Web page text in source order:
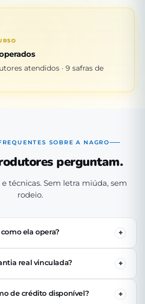
atendidos · 9 safras de
SOBRE A NAGRO
perguntam.
e técnicas. Sem letra miúda, sem
rodeio.
ela opera?
de Crédito Direto (SCD)
Central, especializada em crédito
passa pela análise técnica de perfil
recebe o crédito via PIX em até
real vinculada?
de crédito da Nagro exige penhor
maquinário. A análise é baseada no
— histórico, capacidade de
de crédito disponível?